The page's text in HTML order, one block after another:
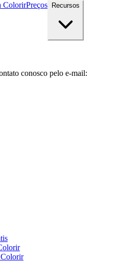
ColorirPreços Recursos
conosco pelo e-mail:
Colorir